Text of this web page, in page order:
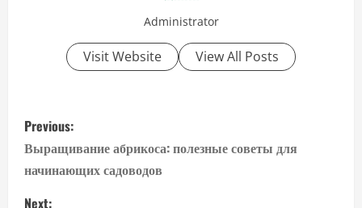
Administrator
Visit Website View All Posts
P
o
s
Previous:
Выращивание абрикоса: полезные советы для
начинающих садоводов
Next: